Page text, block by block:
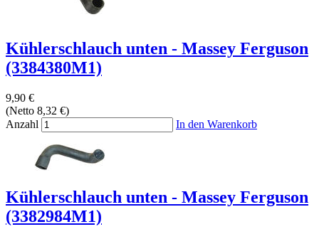
Kühlerschlauch unten - Massey Ferguson
(3384380M1)
9,90 €
(Netto 8,32 €)
Anzahl
In den Warenkorb
Kühlerschlauch unten - Massey Ferguson
(3382984M1)